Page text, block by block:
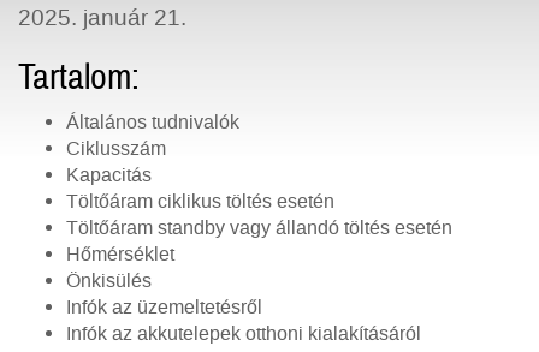
2025. január 21.
Tartalom:
Általános tudnivalók
Ciklusszám
Kapacitás
Töltőáram ciklikus töltés esetén
Töltőáram standby vagy állandó töltés esetén
Hőmérséklet
Önkisülés
Infók az üzemeltetésről
Infók az akkutelepek otthoni kialakításáról